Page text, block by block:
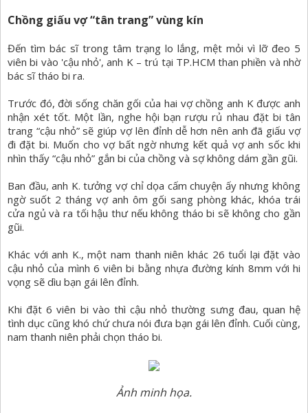
Chồng giấu vợ “tân trang” vùng kín
Đến tìm bác sĩ trong tâm trạng lo lắng, mệt mỏi vì lỡ đeo 5
viên bi vào 'cậu nhỏ', anh K – trú tại TP.HCM than phiền và nhờ
bác sĩ tháo bi ra.
Trước đó, đời sống chăn gối của hai vợ chồng anh K được anh
nhận xét tốt. Một lần, nghe hội bạn rượu rủ nhau đặt bi tân
trang “cậu nhỏ” sẽ giúp vợ lên đỉnh dễ hơn nên anh đã giấu vợ
đi đặt bi. Muốn cho vợ bất ngờ nhưng kết quả vợ anh sốc khi
nhìn thấy “cậu nhỏ” gắn bi của chồng và sợ không dám gần gũi.
Ban đầu, anh K. tưởng vợ chỉ dọa cấm chuyện ấy nhưng không
ngờ suốt 2 tháng vợ anh ôm gối sang phòng khác, khóa trái
cửa ngủ và ra tối hậu thư nếu không tháo bi sẽ không cho gần
gũi.
Khác với anh K., một nam thanh niên khác 26 tuổi lại đặt vào
cậu nhỏ của mình 6 viên bi bằng nhựa đường kính 8mm với hi
vọng sẽ dìu bạn gái lên đỉnh.
Khi đặt 6 viên bi vào thì cậu nhỏ thường sưng đau, quan hệ
tình dục cũng khó chứ chưa nói đưa bạn gái lên đỉnh. Cuối cùng,
nam thanh niên phải chọn tháo bi.
Ảnh minh họa.